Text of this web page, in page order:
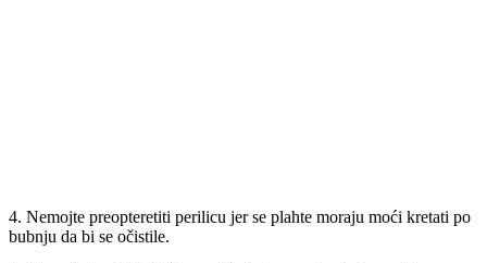
4. Nemojte preopteretiti perilicu jer se plahte moraju moći kretati po
bubnju da bi se očistile.